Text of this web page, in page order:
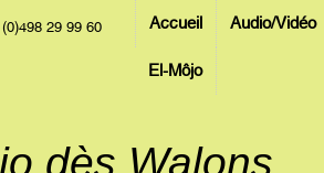
29 99 60 Accueil Audio/Vidéo
El-Môjo
dès Walons